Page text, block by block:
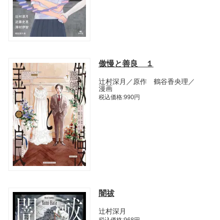
傲慢と善良 １
辻村深月／原作 鶴谷香央理／
漫画
税込価格:990円
闇祓
辻村深月